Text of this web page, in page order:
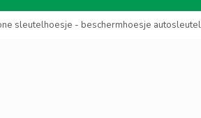
sleutelhoesje - beschermhoesje